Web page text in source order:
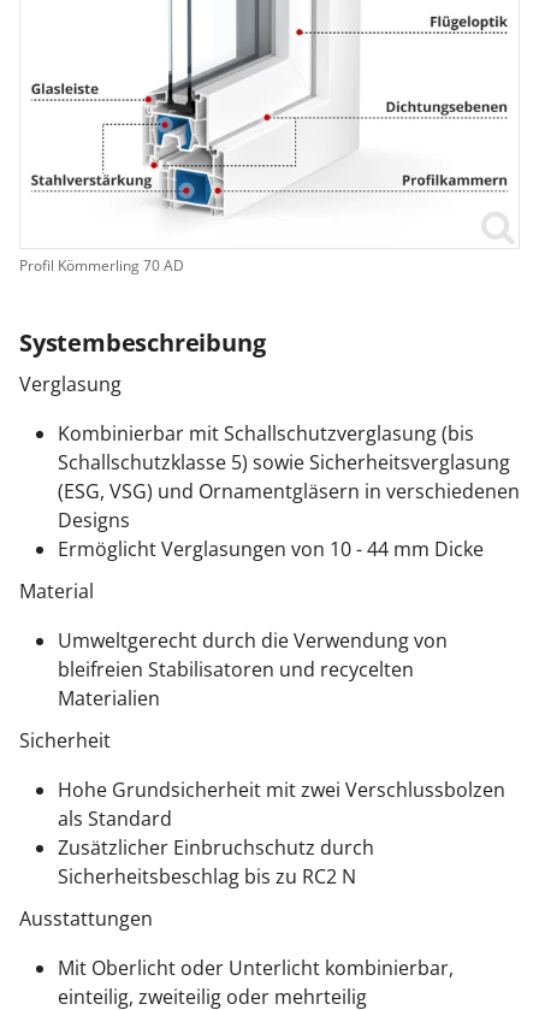
Profil Kömmerling 70 AD
Systembeschreibung
Verglasung
Kombinierbar mit Schallschutzverglasung (bis
Schallschutzklasse 5) sowie Sicherheitsverglasung
(ESG, VSG) und Ornamentgläsern in verschiedenen
Designs
Ermöglicht Verglasungen von 10 - 44 mm Dicke
Material
Umweltgerecht durch die Verwendung von
bleifreien Stabilisatoren und recycelten
Materialien
Sicherheit
Hohe Grundsicherheit mit zwei Verschlussbolzen
als Standard
Zusätzlicher Einbruchschutz durch
Sicherheitsbeschlag bis zu RC2 N
Ausstattungen
Mit Oberlicht oder Unterlicht kombinierbar,
einteilig, zweiteilig oder mehrteilig